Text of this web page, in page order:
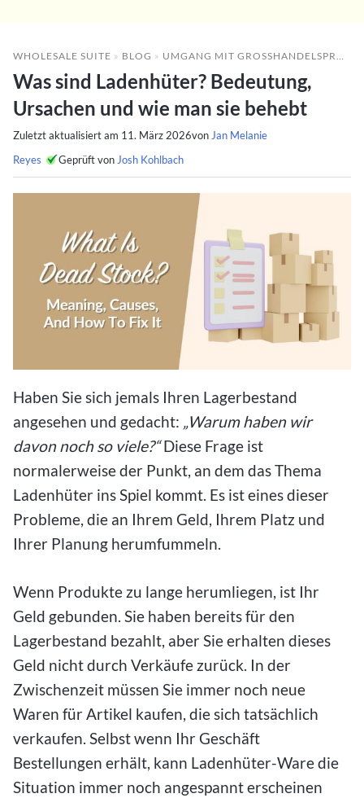
WHOLESALE SUITE » BLOG » UMGANG MIT GROSSHANDELSPROBLEMEN
Was sind Ladenhüter? Bedeutung,
Ursachen und wie man sie behebt
Zuletzt aktualisiert am 11. März 2026von Jan Melanie
Reyes
Geprüft von Josh Kohlbach
Haben Sie sich jemals Ihren Lagerbestand
angesehen und gedacht: „Warum haben wir
davon noch so viele?“Diese Frage ist
normalerweise der Punkt, an dem das Thema
Ladenhüter ins Spiel kommt. Es ist eines dieser
Probleme, die an Ihrem Geld, Ihrem Platz und
Ihrer Planung herumfummeln.
Wenn Produkte zu lange herumliegen, ist Ihr
Geld gebunden. Sie haben bereits für den
Lagerbestand bezahlt, aber Sie erhalten dieses
Geld nicht durch Verkäufe zurück. In der
Zwischenzeit müssen Sie immer noch neue
Waren für Artikel kaufen, die sich tatsächlich
verkaufen. Selbst wenn Ihr Geschäft
Bestellungen erhält, kann Ladenhüter-Ware die
Situation immer noch angespannt erscheinen